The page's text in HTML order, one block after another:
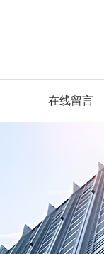
在线留言